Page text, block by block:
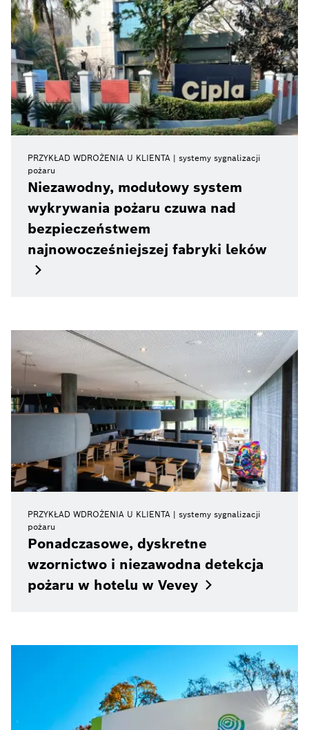
PRZYKŁAD WDROŻENIA U KLIENTA
systemy sygnalizacji
pożaru
Niezawodny, modułowy system
wykrywania pożaru czuwa nad
bezpieczeństwem
najnowocześniejszej fabryki leków
PRZYKŁAD WDROŻENIA U KLIENTA
systemy sygnalizacji
pożaru
Ponadczasowe, dyskretne
wzornictwo i niezawodna detekcja
pożaru w hotelu w Vevey